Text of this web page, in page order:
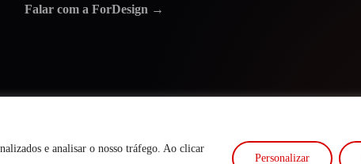
e analisar o nosso tráfego. Ao clicar
Personalizar
Falar com a ForDesign →